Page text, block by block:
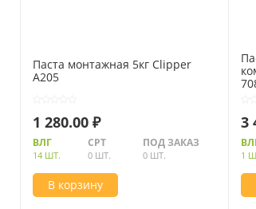
Паста монтажная 5кг Clipper
A205
1 280.00 ₽
ВЛГ
14 ШТ.
СРТ
0 ШТ.
ПОД ЗАКАЗ
0 ШТ.
В корзину
3
1